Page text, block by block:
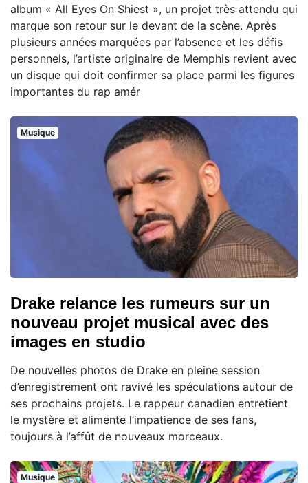
album « All Eyes On Shiest », un projet très attendu qui
marque son retour sur le devant de la scène. Après
plusieurs années marquées par l’absence et les défis
personnels, l’artiste originaire de Memphis revient avec
un disque qui doit confirmer sa place parmi les figures
importantes du rap amér
Musique
Drake relance les rumeurs sur un
nouveau projet musical avec des
images en studio
De nouvelles photos de Drake en pleine session
d’enregistrement ont ravivé les spéculations autour de
ses prochains projets. Le rappeur canadien entretient
le mystère et alimente l’impatience de ses fans,
toujours à l’affût de nouveaux morceaux.
Musique